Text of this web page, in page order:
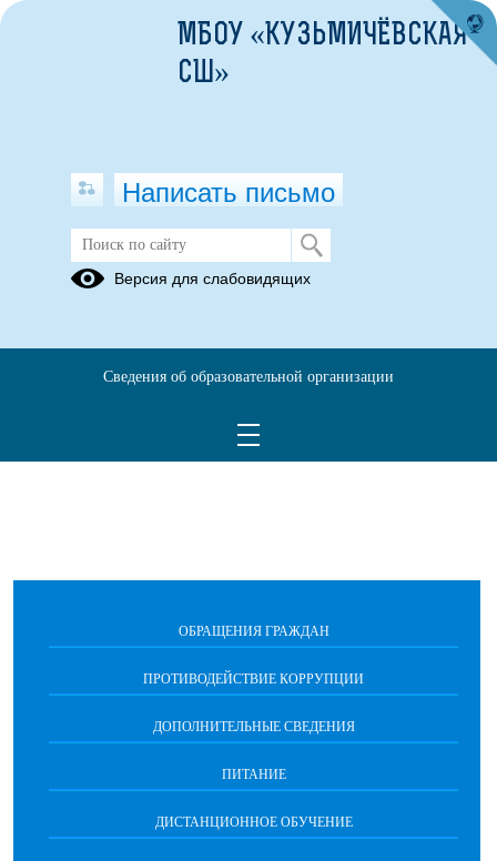
Здоровье
Уроки ЗДОРОВЬЯ
ОБРАЩЕНИЯ ГРАЖДАН
ПРОТИВОДЕЙСТВИЕ КОРРУПЦИИ
ДОПОЛНИТЕЛЬНЫЕ СВЕДЕНИЯ
ПИТАНИЕ
ДИСТАНЦИОННОЕ ОБУЧЕНИЕ
МБОУ «КУЗЬМИЧЁВСКАЯ
СШ»
Написать письмо
Версия для слабовидящих
Сведения об образовательной организации